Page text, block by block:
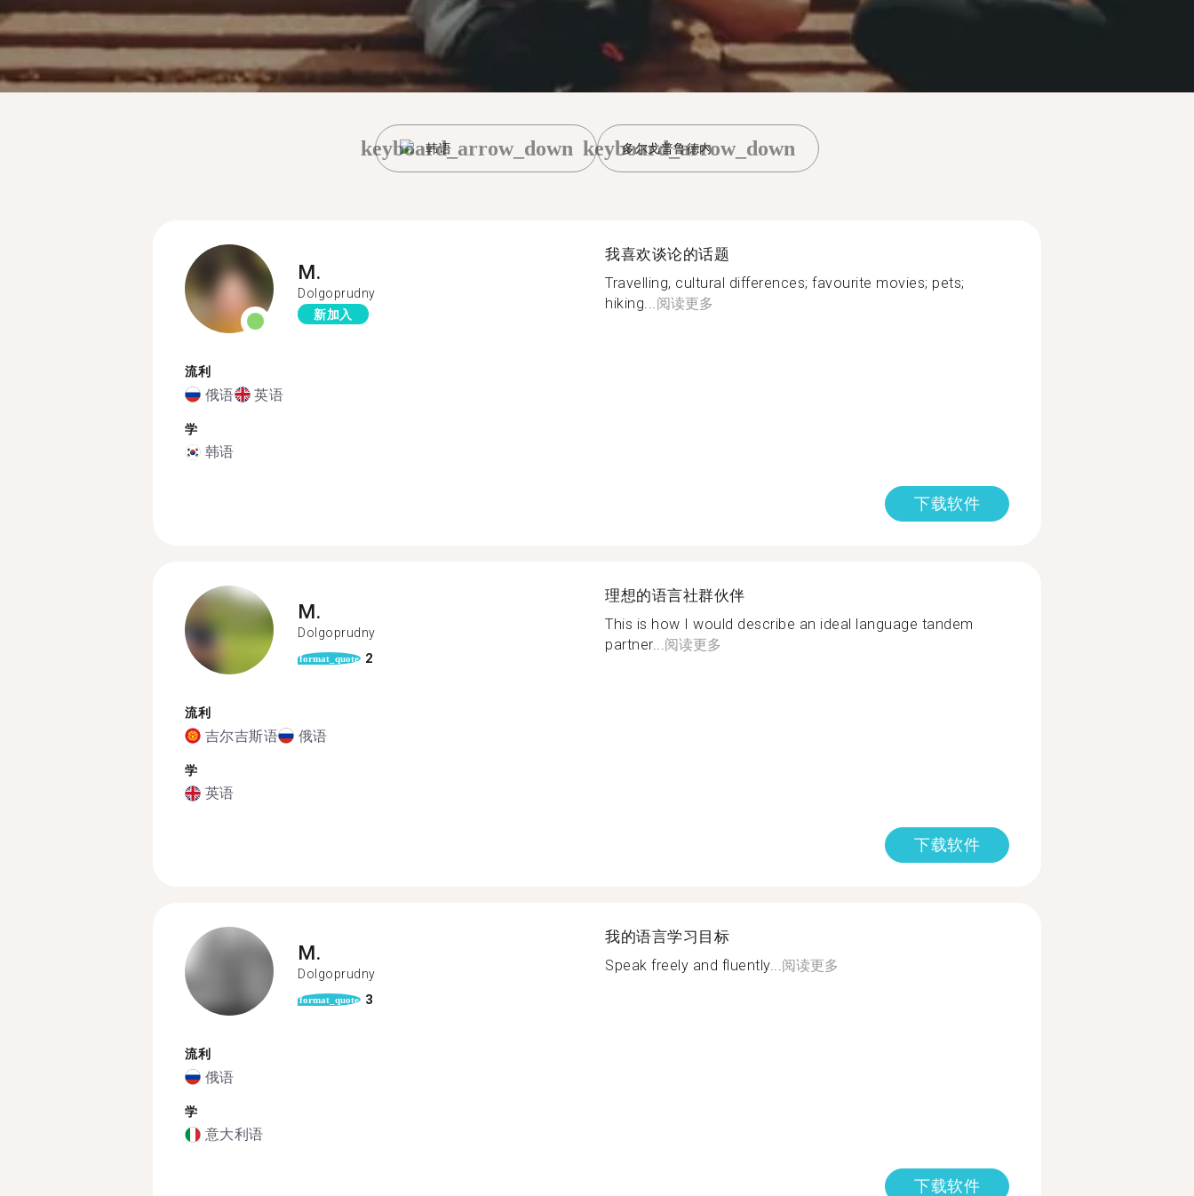
韩语
keyboard_arrow_down 多尔戈普鲁德内
keyboard_arrow_down
M.
Dolgoprudny
新加入
流利
俄语 英语
学
韩语
我喜欢谈论的话题
Travelling, cultural differences; favourite movies; pets;
hiking...阅读更多
下载软件
M.
Dolgoprudny
format_quote 2
流利
吉尔吉斯语 俄语
学
英语
理想的语言社群伙伴
This is how I would describe an ideal language tandem
partner...阅读更多
下载软件
M.
Dolgoprudny
format_quote 3
流利
俄语
学
意大利语
我的语言学习目标
Speak freely and fluently...阅读更多
下载软件